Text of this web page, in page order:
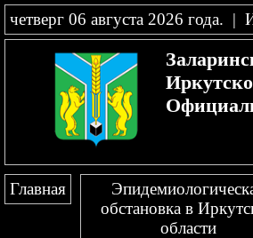
четверг 06 августа 2026 года. |
Главная
обстановка в
области